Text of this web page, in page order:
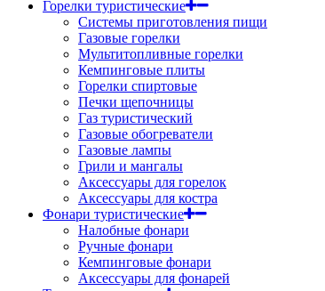
Горелки туристические
Системы приготовления пищи
Газовые горелки
Мультитопливные горелки
Кемпинговые плиты
Горелки спиртовые
Печки щепочницы
Газ туристический
Газовые обогреватели
Газовые лампы
Грили и мангалы
Аксессуары для горелок
Аксессуары для костра
Фонари туристические
Налобные фонари
Ручные фонари
Кемпинговые фонари
Аксессуары для фонарей